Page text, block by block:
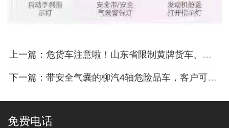
上一篇：危货车注意啦！山东省限制黄牌货车、五轴及以上危货车
下一篇：带安全气囊的柳汽4轴危险品车，客户可安心购买
免费电话